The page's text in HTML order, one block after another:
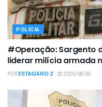
POLÍCIA
#Operação: Sargento
liderar milícia armada
PORESTAGIÁRIO 2 2026/08/05